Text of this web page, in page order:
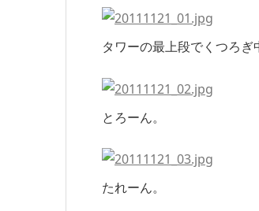
タワーの最上段でくつろぎ
とろーん。
たれーん。